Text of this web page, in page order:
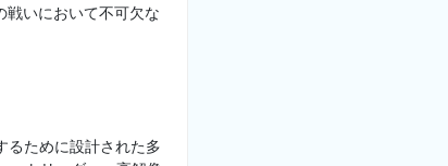
戦いにおいて不可欠な
るために設計された多